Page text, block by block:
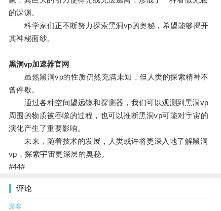
的深渊。
科学家们正不断努力探索黑洞vp的奥秘，希望能够揭开
其神秘面纱。
黑洞vp加速器官网
虽然黑洞vp的性质仍然充满未知，但人类的探索精神不
曾停歇。
通过各种空间望远镜和探测器，我们可以观测到黑洞vp
周围的物质被吞噬的过程，也可以推断黑洞vp可能对宇宙的
演化产生了重要影响。
未来，随着技术的发展，人类或许将更深入地了解黑洞
vp，探索宇宙更深层的奥秘。
#44#
评论
游客